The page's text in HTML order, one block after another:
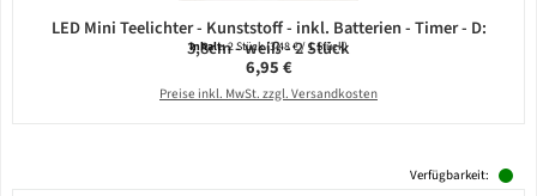
LED Mini Teelichter - Kunststoff - inkl. Batterien - Timer - D:
3,8cm - weiß - 2 Stück
Inhalt:2 Stück(3,48 € / 1 Stück)
Regulärer Preis:
6,95 €
Preise inkl. MwSt. zzgl. Versandkosten
Verfügbarkeit: